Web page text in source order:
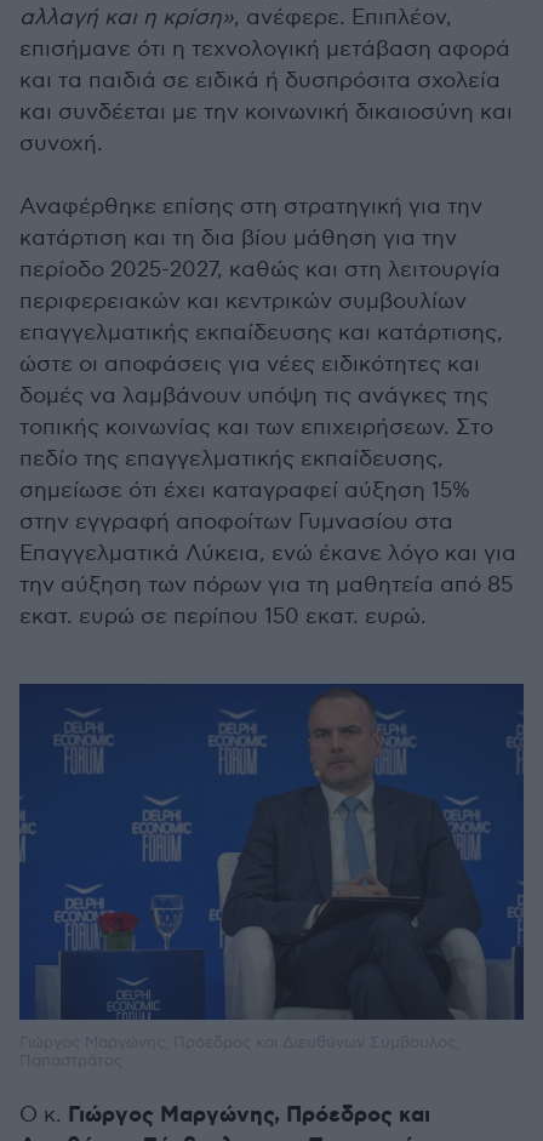
αλλαγή και η κρίση», ανέφερε. Επιπλέον,
επισήμανε ότι η τεχνολογική μετάβαση αφορά
και τα παιδιά σε ειδικά ή δυσπρόσιτα σχολεία
και συνδέεται με την κοινωνική δικαιοσύνη και
συνοχή.
Αναφέρθηκε επίσης στη στρατηγική για την
κατάρτιση και τη δια βίου μάθηση για την
περίοδο 2025-2027, καθώς και στη λειτουργία
περιφερειακών και κεντρικών συμβουλίων
επαγγελματικής εκπαίδευσης και κατάρτισης,
ώστε οι αποφάσεις για νέες ειδικότητες και
δομές να λαμβάνουν υπόψη τις ανάγκες της
τοπικής κοινωνίας και των επιχειρήσεων. Στο
πεδίο της επαγγελματικής εκπαίδευσης,
σημείωσε ότι έχει καταγραφεί αύξηση 15%
στην εγγραφή αποφοίτων Γυμνασίου στα
Επαγγελματικά Λύκεια, ενώ έκανε λόγο και για
την αύξηση των πόρων για τη μαθητεία από 85
εκατ. ευρώ σε περίπου 150 εκατ. ευρώ.
Ο κ. Γιώργος Μαργώνης, Πρόεδρος και